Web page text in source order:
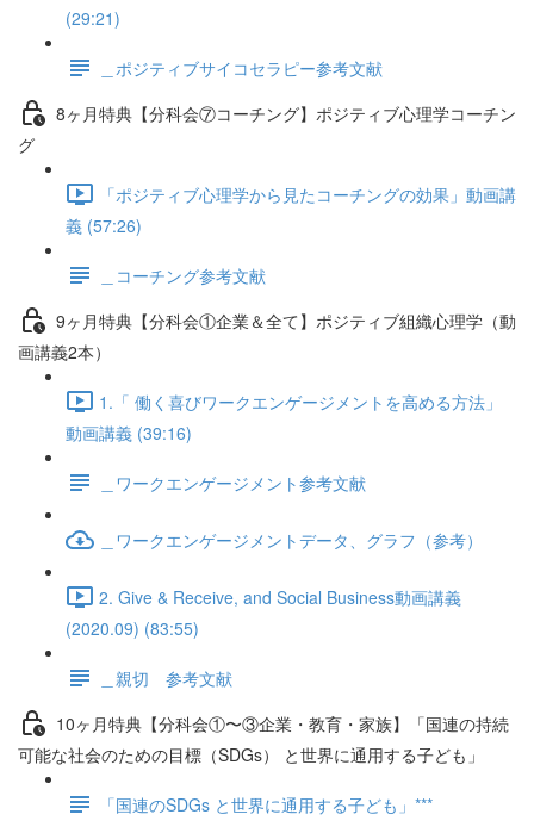
(29:21)
＿ポジティブサイコセラピー参考文献
8ヶ月特典【分科会⑦コーチング】ポジティブ心理学コーチン
グ
「ポジティブ心理学から見たコーチングの効果」動画講
義 (57:26)
＿コーチング参考文献
9ヶ月特典【分科会①企業＆全て】ポジティブ組織心理学（動
画講義2本）
1.「 働く喜びワークエンゲージメントを高める方法」
動画講義 (39:16)
＿ワークエンゲージメント参考文献
＿ワークエンゲージメントデータ、グラフ（参考）
2. Give & Receive, and Social Business動画講義
(2020.09) (83:55)
＿親切 参考文献
10ヶ月特典【分科会①〜③企業・教育・家族】「国連の持続
可能な社会のための目標（SDGs） と世界に通用する子ども」
「国連のSDGs と世界に通用する子ども」***